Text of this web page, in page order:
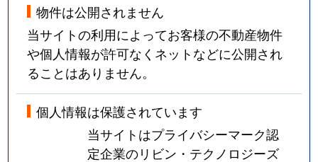
物件は公開されません
当サイトの利用によってお客様の不動産物件
や個人情報が許可なくネットなどに公開され
ることはありません。
個人情報は保護されています
当サイトはプライバシーマーク認
定企業のリビン・テクノロジーズ